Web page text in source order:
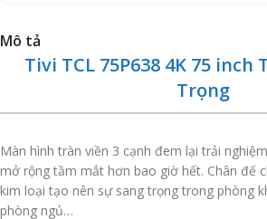
Mô tả
Tivi TCL 75P638 4K 75 inch
Trọng
Màn hình tràn viền 3 cạnh đem lại trải
mở rộng tầm mắt hơn bao giờ hết. Chân đế
kim loại tạo nên sự sang trọng trong phòng
phòng ngủ…